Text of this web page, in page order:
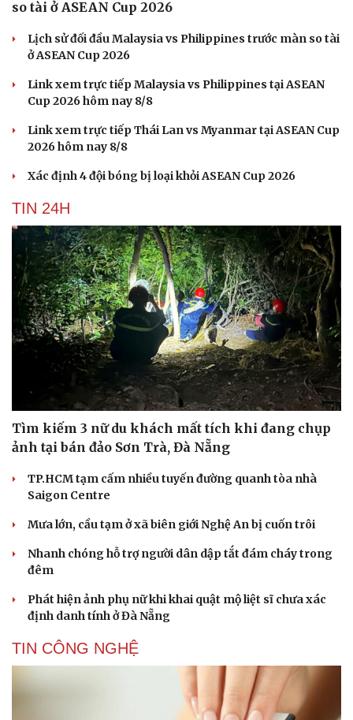
Cải chính
so tài ở ASEAN Cup 2026
Lịch sử đối đầu Malaysia vs Philippines trước màn so tài
ở ASEAN Cup 2026
Link xem trực tiếp Malaysia vs Philippines tại ASEAN
Cup 2026 hôm nay 8/8
Link xem trực tiếp Thái Lan vs Myanmar tại ASEAN Cup
2026 hôm nay 8/8
Xác định 4 đội bóng bị loại khỏi ASEAN Cup 2026
TIN 24H
Tìm kiếm 3 nữ du khách mất tích khi đang chụp
ảnh tại bán đảo Sơn Trà, Đà Nẵng
TP.HCM tạm cấm nhiều tuyến đường quanh tòa nhà
Saigon Centre
Mưa lớn, cầu tạm ở xã biên giới Nghệ An bị cuốn trôi
Nhanh chóng hỗ trợ người dân dập tắt đám cháy trong
đêm
Phát hiện ảnh phụ nữ khi khai quật mộ liệt sĩ chưa xác
định danh tính ở Đà Nẵng
TIN CÔNG NGHỆ